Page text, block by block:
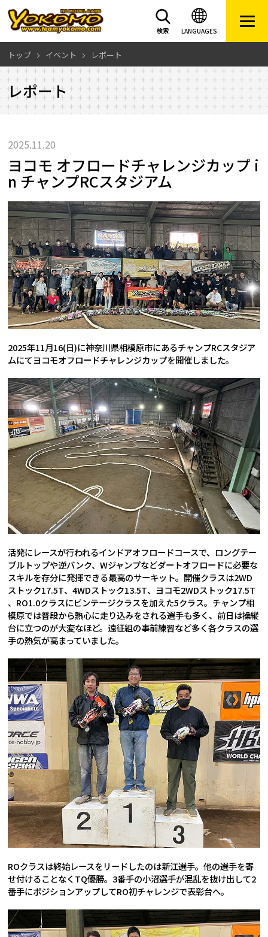
LANGUAGES
検索
トップ イベント レポート
レポート
2025.11.20
ヨコモ オフロードチャレンジカップ i
n チャンプRCスタジアム
2025年11月16(日)に神奈川県相模原市にあるチャンプRCスタジア
ムにてヨコモオフロードチャレンジカップを開催しました。
活発にレースが行われるインドアオフロードコースで、ロングテー
ブルトップや逆バンク、Wジャンプなどダートオフロードに必要な
スキルを存分に発揮できる最高のサーキット。開催クラスは2WD
ストック17.5T、4WDストック13.5T、ヨコモ2WDストック17.5T
、RO1.0クラスにビンテージクラスを加えた5クラス。チャンプ相
模原では普段から熱心に走り込みをされる選手も多く、前日は操縦
台に立つのが大変なほど。遠征組の事前練習など多く各クラスの選
手の熱気が高まっていました。
ROクラスは終始レースをリードしたのは新江選手。他の選手を寄
せ付けることなくTQ優勝。3番手の小沼選手が混乱を抜け出して2
番手にポジションアップしてRO初チャレンジで表彰台へ。